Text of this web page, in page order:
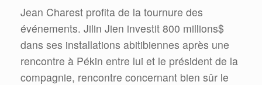
Jean Charest profita de la tournure des
événements. Jilin Jien investit 800 millions$
dans ses installations abitibiennes après une
rencontre à Pékin entre lui et le président de la
compagnie, rencontre concernant bien sûr le